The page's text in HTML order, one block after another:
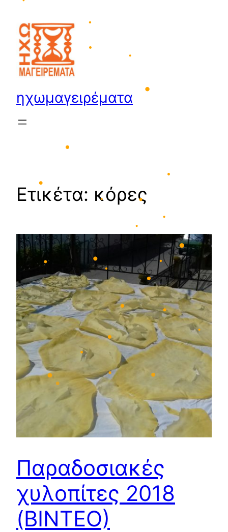
•
•
•
•
•
•
•
•
•
•
•
•
•
•
•
περιεχόμενο
ηχωμαγειρέματα
Ετικέτα: κόρες
Παραδοσιακές
χυλοπίτες 2018
(ΒΙΝΤΕΟ)